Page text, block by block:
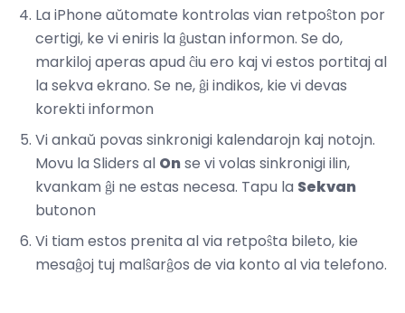
La iPhone aŭtomate kontrolas vian retpoŝton por
certigi, ke vi eniris la ĝustan informon. Se do,
markiloj aperas apud ĉiu ero kaj vi estos portitaj al
la sekva ekrano. Se ne, ĝi indikos, kie vi devas
korekti informon
Vi ankaŭ povas sinkronigi kalendarojn kaj notojn.
Movu la Sliders al Onse vi volas sinkronigi ilin,
kvankam ĝi ne estas necesa. Tapu la Sekvan
butonon
Vi tiam estos prenita al via retpoŝta bileto, kie
mesaĝoj tuj malŝarĝos de via konto al via telefono.